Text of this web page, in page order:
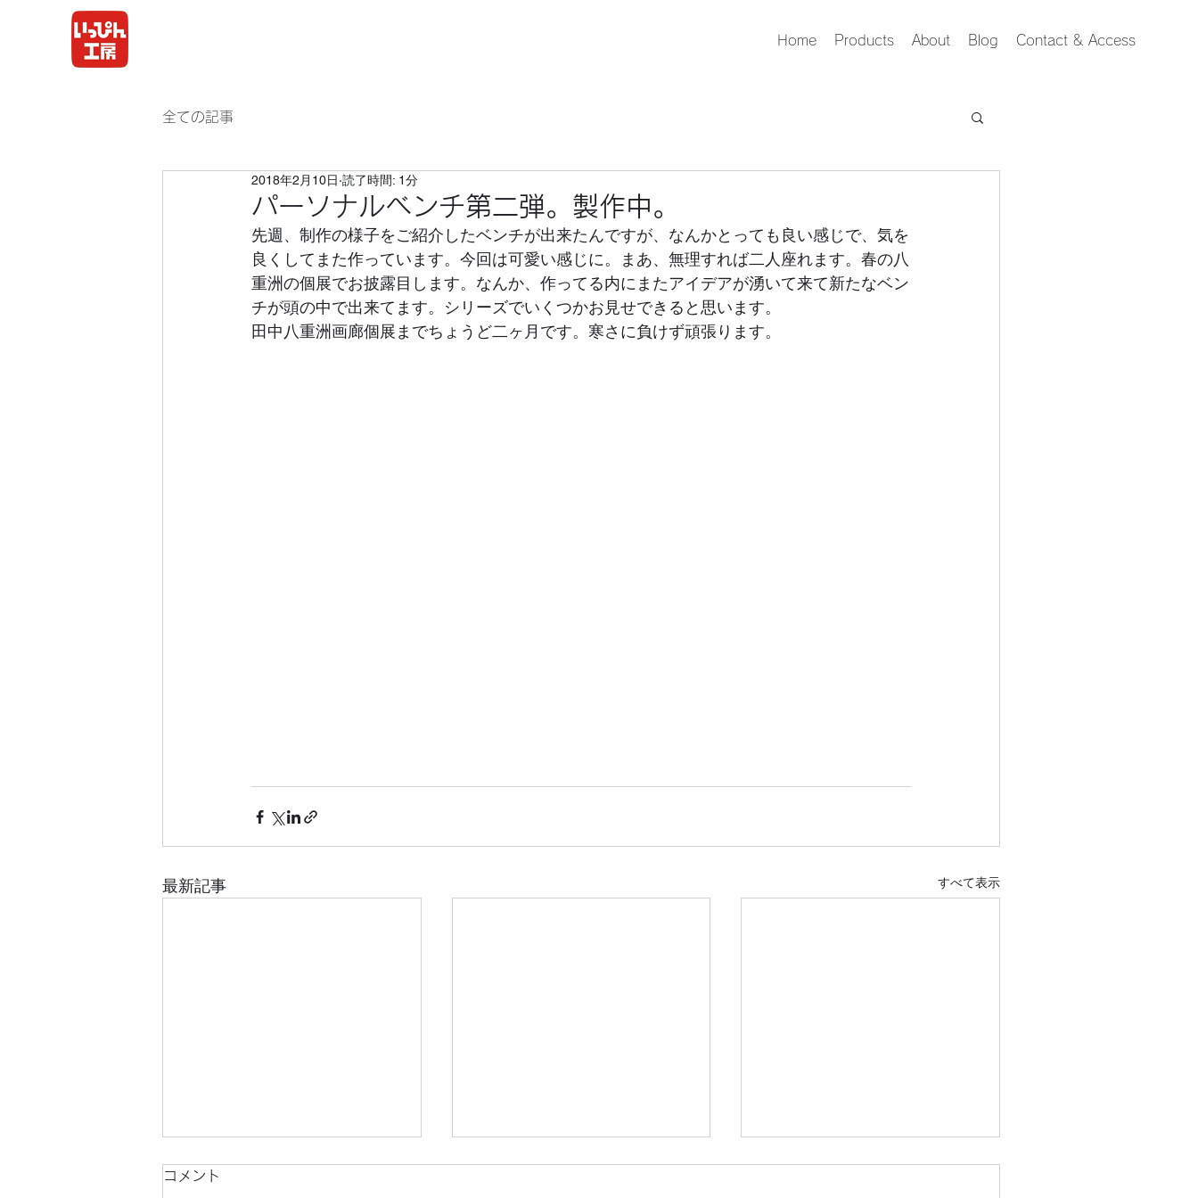
Home Products About Blog Contact & Access
全ての記事
パーソナルベンチ第二弾。製作中。
2018年2月10日 読了時間: 1分
先週、制作の様子をご紹介したベンチが出来たんですが、なんかとっても良い感じで、気を
良くしてまた作っています。今回は可愛い感じに。まあ、無理すれば二人座れます。春の八
重洲の個展でお披露目します。なんか、作ってる内にまたアイデアが湧いて来て新たなベン
チが頭の中で出来てます。シリーズでいくつかお見せできると思います。
田中八重洲画廊個展までちょうど二ヶ月です。寒さに負けず頑張ります。
最新記事 すべて表示
コメント